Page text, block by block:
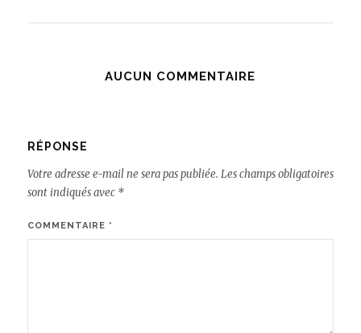
AUCUN COMMENTAIRE
RÉPONSE
Votre adresse e-mail ne sera pas publiée. Les champs obligatoires
sont indiqués avec *
COMMENTAIRE *